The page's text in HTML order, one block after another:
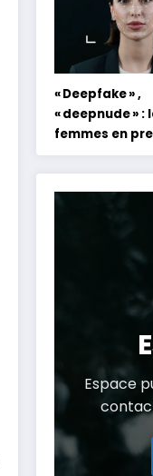
s’appuyant
partage des
expériences »
« Deepfake » ,
« deepnude » :
femmes en
ligne face aux
de
artificielle
Espace